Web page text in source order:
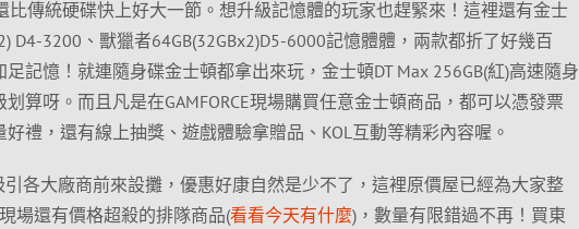
比傳統硬碟快上好大一節。想升級記憶體的玩家也趕緊來！這裡還有金士
D4-3200、獸獵者64GB(32GBx2)D5-6000記憶體體，兩款都折了好幾百
記憶！就連隨身碟金士頓都拿出來玩，金士頓DT Max 256GB(紅)高速隨身
算呀。而且凡是在GAMFORCE現場購買任意金士頓商品，都可以憑發票
禮，還有線上抽獎、遊戲體驗拿贈品、KOL互動等精彩內容喔。
引各大廠商前來設攤，優惠好康自然是少不了，這裡原價屋已經為大家整
場還有價格超殺的排隊商品(看看今天有什麼)，數量有限錯過不再！買東